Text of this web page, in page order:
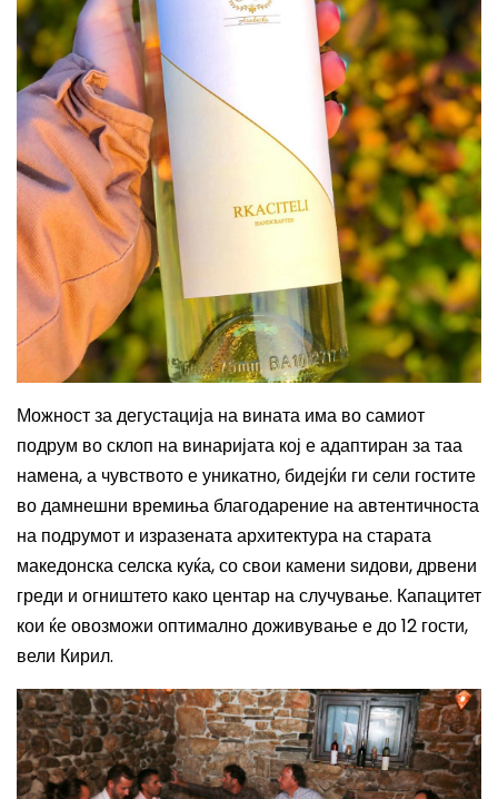
Можност за дегустација на вината има во самиот
подрум во склоп на винаријата кој е адаптиран за таа
намена, а чувството е уникатно, бидејќи ги сели гостите
во дамнешни времиња благодарение на автентичноста
на подрумот и изразената архитектура настарата
македонска селска куќа, со свои камени ѕидови, дрвени
греди и огништето како центар на случување. Капацитет
кои ќе овозможи оптимално доживување е до 12 гости,
вели Кирил.